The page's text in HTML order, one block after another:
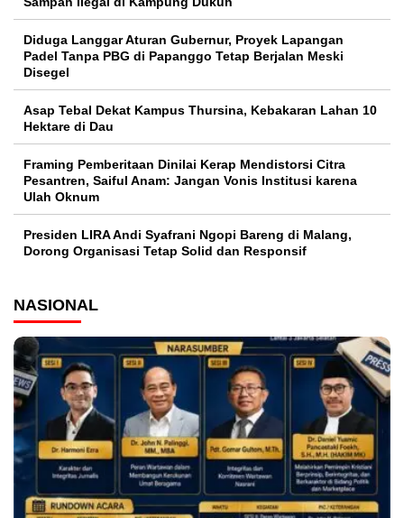
Diduga Langgar Aturan Gubernur, Proyek Lapangan
Padel Tanpa PBG di Papanggo Tetap Berjalan Meski
Disegel
Asap Tebal Dekat Kampus Thursina, Kebakaran Lahan 10
Hektare di Dau
Framing Pemberitaan Dinilai Kerap Mendistorsi Citra
Pesantren, Saiful Anam: Jangan Vonis Institusi karena
Ulah Oknum
Presiden LIRA Andi Syafrani Ngopi Bareng di Malang,
Dorong Organisasi Tetap Solid dan Responsif
NASIONAL